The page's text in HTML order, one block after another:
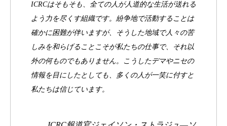
ICRCはそもそも、全ての人が人道的な生活が送れる
よう力を尽くす組織です。紛争地で活動することは
確かに困難が伴いますが、そうした地域で人々の苦
しみを和らげることこそが私たちの仕事で、それ以
外の何ものでもありません。こうしたデマやニセの
情報を目にしたとしても、多くの人が一笑に付すと
私たちは信じています。